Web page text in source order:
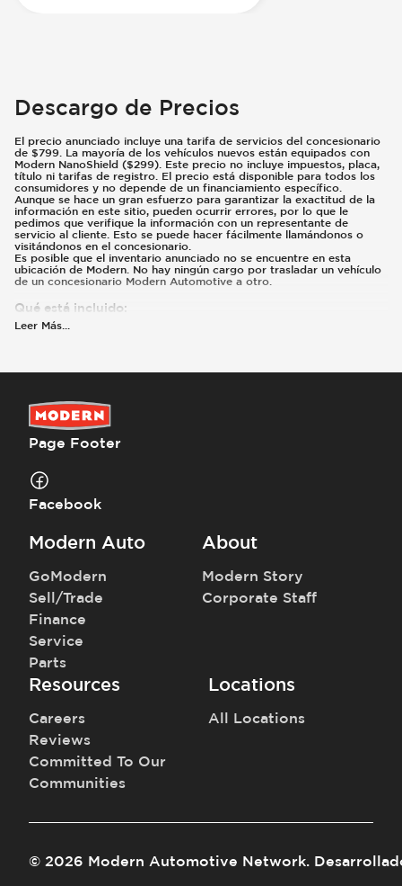
Descargo de Precios
El precio anunciado incluye una tarifa de servicios del concesionario
de $799. La mayoría de los vehículos nuevos están equipados con
Modern NanoShield ($299). Este precio no incluye impuestos, placa,
título ni tarifas de registro. El precio está disponible para todos los
consumidores y no depende de un financiamiento específico.
Aunque se hace un gran esfuerzo para garantizar la exactitud de la
información en este sitio, pueden ocurrir errores, por lo que le
pedimos que verifique la información con un representante de
servicio al cliente. Esto se puede hacer fácilmente llamándonos o
visitándonos en el concesionario.
Es posible que el inventario anunciado no se encuentre en esta
ubicación de Modern. No hay ningún cargo por trasladar un vehículo
de un concesionario Modern Automotive a otro.
Qué está incluido:
El precio anunciado incluye una tarifa de servicios del concesionario
de $799. Pueden estar disponibles reembolsos o incentivos
($299). Comuníquese con nosotros para obtener detalles sobre este
vehículo en específico.
Leer Más
Page Footer
Facebook
Modern Auto
GoModern
Sell/Trade
Finance
Service
Parts
About
Modern Story
Corporate Staff
Resources
Careers
Reviews
Committed To Our
Communities
Locations
All Locations
© 2026 Modern Automotive Network.